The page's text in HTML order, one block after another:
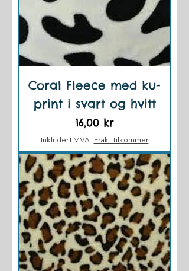
Coral Fleece med ku-
print i svart og hvitt
Pris
16,00 kr
Inkludert MVA | Frakt tilkommer